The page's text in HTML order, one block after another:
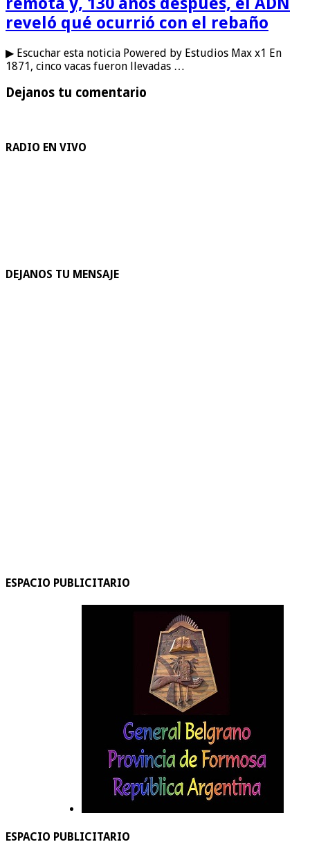
reveló qué ocurrió con el rebaño
▶ Escuchar esta noticia Powered by Estudios Max x1 En
1871, cinco vacas fueron llevadas …
Dejanos tu comentario
RADIO EN VIVO
DEJANOS TU MENSAJE
ESPACIO PUBLICITARIO
ESPACIO PUBLICITARIO